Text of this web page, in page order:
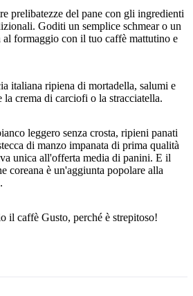
prelibatezze del pane con gli ingredienti
Goditi un semplice schmear o un
al formaggio con il tuo caffè mattutino e
italiana ripiena di mortadella, salumi e
crema di carciofi o la stracciatella.
leggero senza crosta, ripieni panati
di manzo impanata di prima qualità
unica all'offerta media di panini. E il
coreana è un'aggiunta popolare alla
il caffè Gusto, perché è strepitoso!